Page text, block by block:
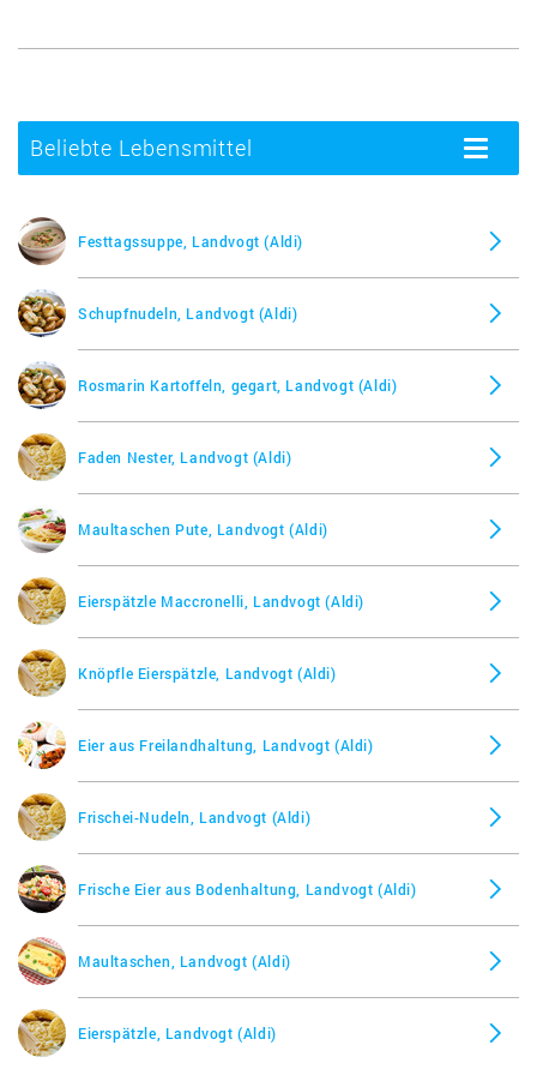
Beliebte Lebensmittel
Toggle
Festtagssuppe, Landvogt (Aldi)
Schupfnudeln, Landvogt (Aldi)
Rosmarin Kartoffeln, gegart, Landvogt (Aldi)
Faden Nester, Landvogt (Aldi)
Maultaschen Pute, Landvogt (Aldi)
Eierspätzle Maccronelli, Landvogt (Aldi)
Knöpfle Eierspätzle, Landvogt (Aldi)
Eier aus Freilandhaltung, Landvogt (Aldi)
Frischei-Nudeln, Landvogt (Aldi)
Frische Eier aus Bodenhaltung, Landvogt (Aldi)
Maultaschen, Landvogt (Aldi)
Eierspätzle, Landvogt (Aldi)